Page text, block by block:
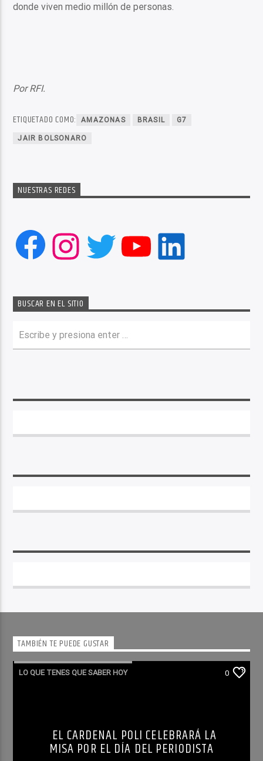
donde viven medio millón de personas.
Por RFI.
ETIQUETADO COMO: AMAZONAS BRASIL G7
JAIR BOLSONARO
NUESTRAS REDES
Facebook
Instagram
Twitter
YouTube
LinkedIn
BUSCAR EN EL SITIO
TAMBIÉN TE PUEDE GUSTAR
LO QUE TENES QUE SABER HOY 0
EL CARDENAL POLI CELEBRARÁ LA
MISA POR EL DÍA DEL PERIODISTA